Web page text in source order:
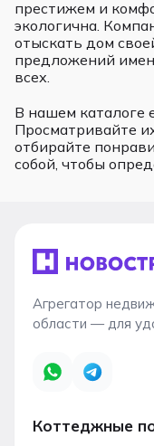
престижем и
экологична.
отыскать дом
предложений
всех.
В нашем каталоге
Просматривайте
отбирайте
собой, чтобы
Агрегатор
области — для
Коттеджные